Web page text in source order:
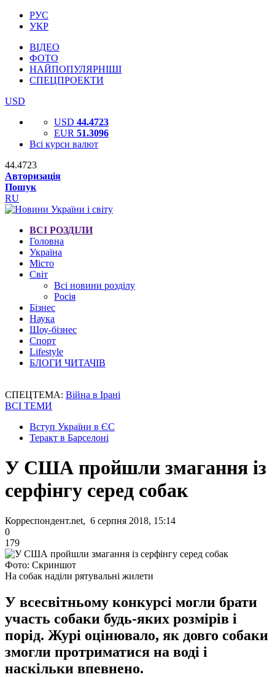
РУС
УКР
ВІДЕО
ФОТО
НАЙПОПУЛЯРНІШІ
СПЕЦПРОЕКТИ
USD
USD 44.4723
EUR 51.3096
Всі курси валют
44.4723
Авторизація
Пошук
RU
ВСІ РОЗДІЛИ
Головна
Україна
Місто
Світ
Всі новини розділу
Росія
Бізнес
Наука
Шоу-бізнес
Спорт
Lifestyle
БЛОГИ ЧИТАЧІВ
СПЕЦТЕМА: Війна в Ірані
ВСІ ТЕМИ
Вступ України в ЄС
Теракт в Барселоні
У США пройшли змагання із
серфінгу серед собак
Корреспондент.net, 6 серпня 2018, 15:14
0
179
Фото: Скриншот
На собак наділи рятувальні жилети
У всесвітньому конкурсі могли брати
участь собаки будь-яких розмірів і
порід. Журі оцінювало, як довго собаки
змогли протриматися на воді і
наскільки впевнено.